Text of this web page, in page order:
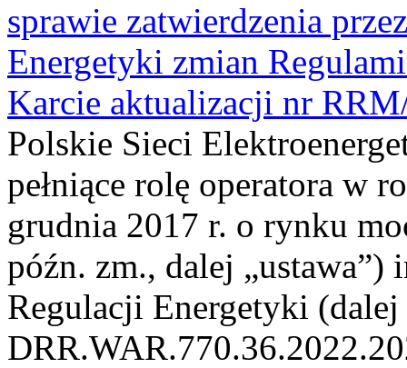
sprawie zatwierdzenia
Energetyki zmian
Karcie aktualizacji nr
Polskie Sieci
pełniące rolę operatora w
grudnia 2017 r. o rynku
późn. zm., dalej „ustawa”)
Regulacji Energetyki (dalej